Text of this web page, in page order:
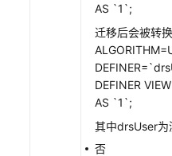
AS `1`;
迁移后会被转
DEFINER
AS `1`;
其中drsUser为
否